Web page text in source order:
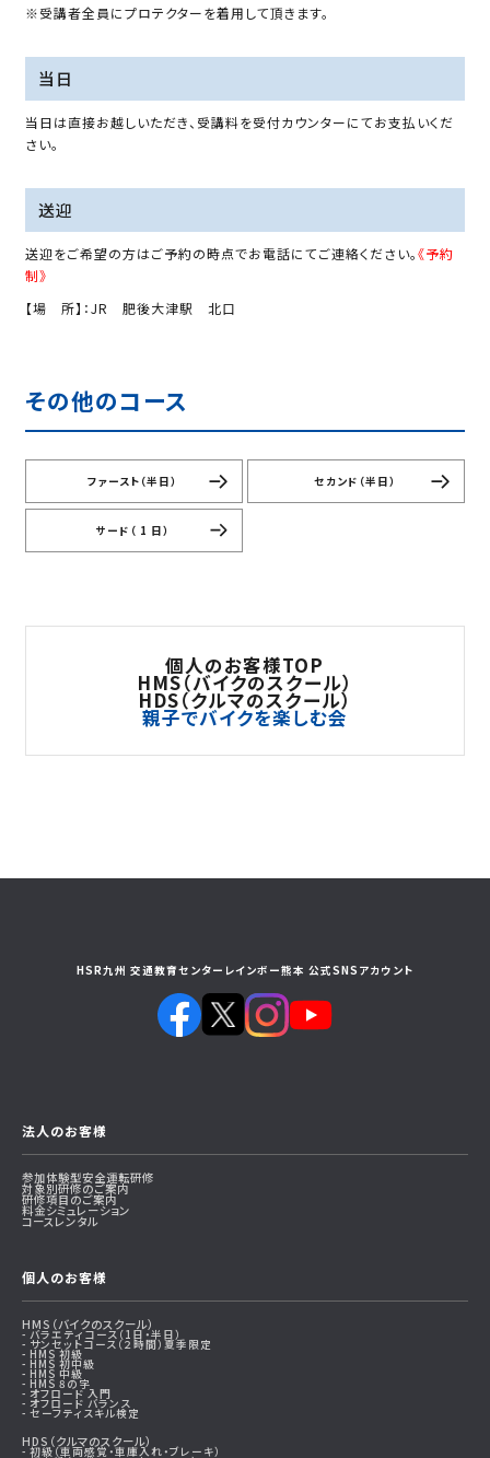
※受講者全員にプロテクターを着用して頂きます。
当日
当日は直接お越しいただき、受講料を受付カウンターにてお支払いくだ
さい。
送迎
送迎をご希望の方はご予約の時点でお電話にてご連絡ください。《予約
制》
【場 所】：JR 肥後大津駅 北口
その他のコース
ファースト（半日） セカンド（半日）
サード（ 1 日）
個人のお客様TOP
HMS（バイクのスクール）
HDS（クルマのスクール）
親子でバイクを楽しむ会
HSR九州 交通教育センターレインボー熊本 公式SNSアカウント
法人のお客様
参加体験型安全運転研修
対象別研修のご案内
研修項目のご案内
料金シミュレーション
コースレンタル
個人のお客様
HMS（バイクのスクール）
バラエティコース（1日・半日）
サンセットコース（２時間）夏季限定
HMS 初級
HMS 初中級
HMS 中級
HMS 8の字
オフロード 入門
オフロード バランス
セーフティスキル検定
HDS（クルマのスクール）
初級（⾞両感覚・⾞庫⼊れ・ブレーキ）